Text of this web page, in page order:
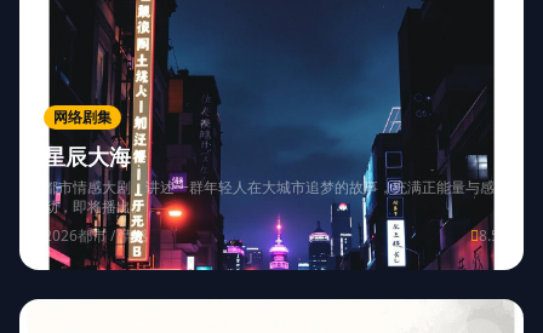
网络剧集
星辰大海
都市情感大剧，讲述一群年轻人在大城市追梦的故事，充满正能量与感
动，即将播出。
2026都市 / 情感 8.5